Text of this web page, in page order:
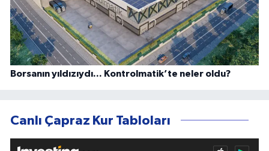
Borsanın yıldızıydı... Kontrolmatik’te neler oldu?
Canlı Çapraz Kur Tabloları